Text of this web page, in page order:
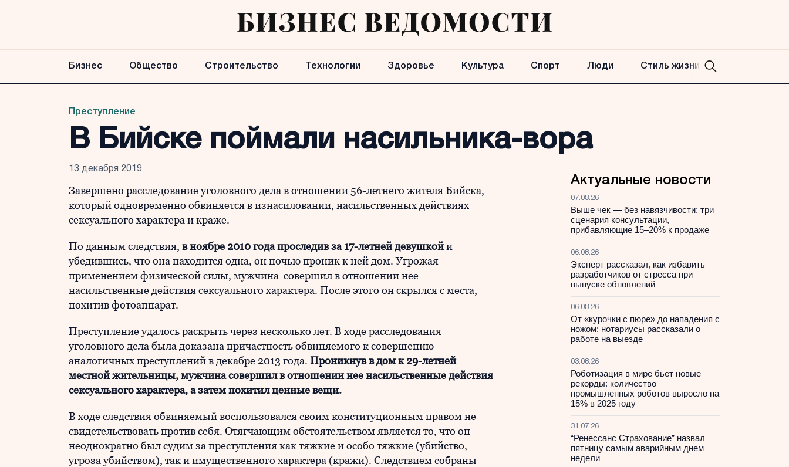
Бизнес Общество Строительство Технологии Здоровье Культура Спорт Люди Стиль жизни
Преступление
В Бийске поймали насильника-вора
13 декабря 2019
Завершено расследование уголовного дела в отношении 56-летнего жителя Бийска,
который одновременно обвиняется в изнасиловании, насильственных действиях
сексуального характера и краже.
По данным следствия, в ноябре 2010 года проследив за 17-летней девушкойи
убедившись, что она находится одна, он ночью проник к ней дом. Угрожая
применением физической силы, мужчина совершил в отношении нее
насильственные действия сексуального характера. После этого он скрылся с места,
похитив фотоаппарат.
Преступление удалось раскрыть через несколько лет. В ходе расследования
уголовного дела была доказана причастность обвиняемого к совершению
аналогичных преступлений в декабре 2013 года. Проникнув в дом к 29-летней
местной жительницы, мужчина совершил в отношении нее насильственные действия
сексуального характера, а затем похитил ценные вещи.
В ходе следствия обвиняемый воспользовался своим конституционным правом не
свидетельствовать против себя. Отягчающим обстоятельством является то, что он
неоднократно был судим за преступления как тяжкие и особо тяжкие (убийство,
угроза убийством), так и имущественного характера (кражи). Следствием собраны
Актуальные новости
07.08.26
Выше чек — без навязчивости: три
сценария консультации,
прибавляющие 15–20% к продаже
06.08.26
Эксперт рассказал, как избавить
разработчиков от стресса при
выпуске обновлений
06.08.26
От «курочки с пюре» до нападения с
ножом: нотариусы рассказали о
работе на выезде
03.08.26
Роботизация в мире бьет новые
рекорды: количество
промышленных роботов выросло на
15% в 2025 году
31.07.26
“Ренессанс Страхование” назвал
пятницу самым аварийным днем
недели